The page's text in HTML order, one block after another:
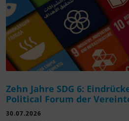
Zehn Jahre SDG 6:
Political Forum der
30.07.2026